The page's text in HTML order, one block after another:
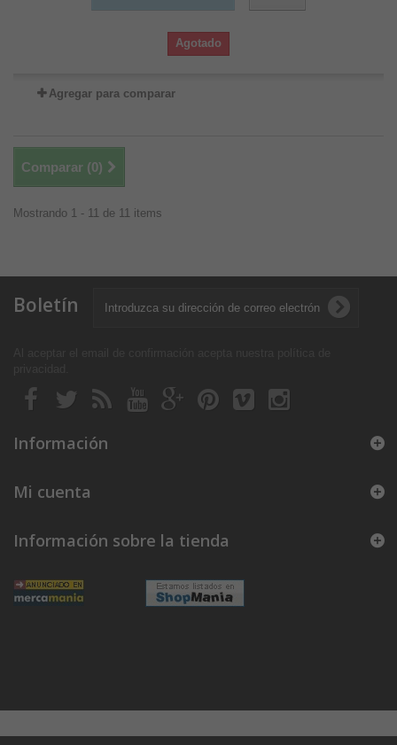
Agotado
Agregar para comparar
Comparar (0)
Mostrando 1 - 11 de 11 items
Boletín
Información
Mi cuenta
Información sobre la tienda